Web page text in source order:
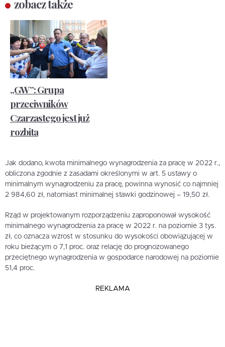
zobacz także
„GW”: Grupa
przeciwników
Czarzastego jest już
rozbita
Jak dodano, kwota minimalnego wynagrodzenia za pracę w 2022 r.,
obliczona zgodnie z zasadami określonymi w art. 5 ustawy o
minimalnym wynagrodzeniu za pracę, powinna wynosić co najmniej
2 984,60 zł, natomiast minimalnej stawki godzinowej – 19,50 zł.
Rząd w projektowanym rozporządzeniu zaproponował wysokość
minimalnego wynagrodzenia za pracę w 2022 r. na poziomie 3 tys.
zł, co oznacza wzrost w stosunku do wysokości obowiązującej w
roku bieżącym o 7,1 proc. oraz relację do prognozowanego
przeciętnego wynagrodzenia w gospodarce narodowej na poziomie
51,4 proc.
REKLAMA